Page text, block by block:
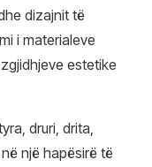
dizajnit të
i materialeve
estetike
druri, drita,
një hapësirë të